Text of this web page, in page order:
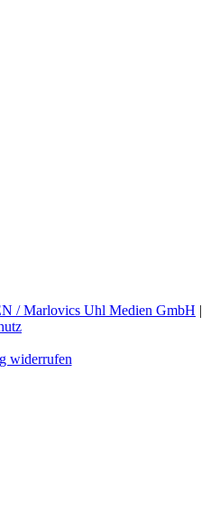
/ Marlovics Uhl Medien GmbH |
widerrufen